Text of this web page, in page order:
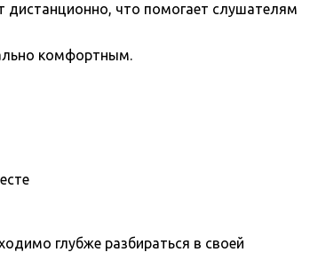
дистанционно, что помогает слушателям
комфортным.
глубже разбираться в своей